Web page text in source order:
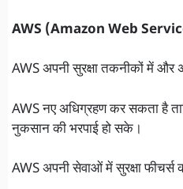
AWS (Amazon Web
AWS अपनी सुरक्षा तकनीकों में
AWS नए अधिग्रहण कर सकता है
नुकसान की भरपाई हो सके।
AWS अपनी सेवाओं में सुरक्षा